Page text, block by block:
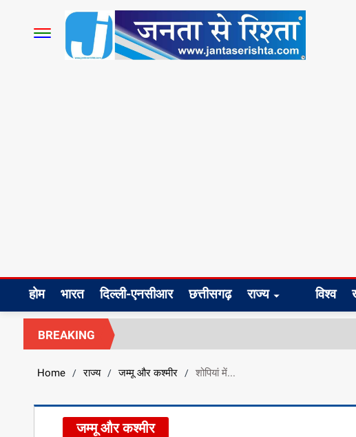
होम भारत दिल्ली-एनसीआर छत्तीसगढ़ राज्य विश्व
BREAKING
Home / राज्य / जम्मू और कश्मीर / शोपियां में...
जम्मू और कश्मीर